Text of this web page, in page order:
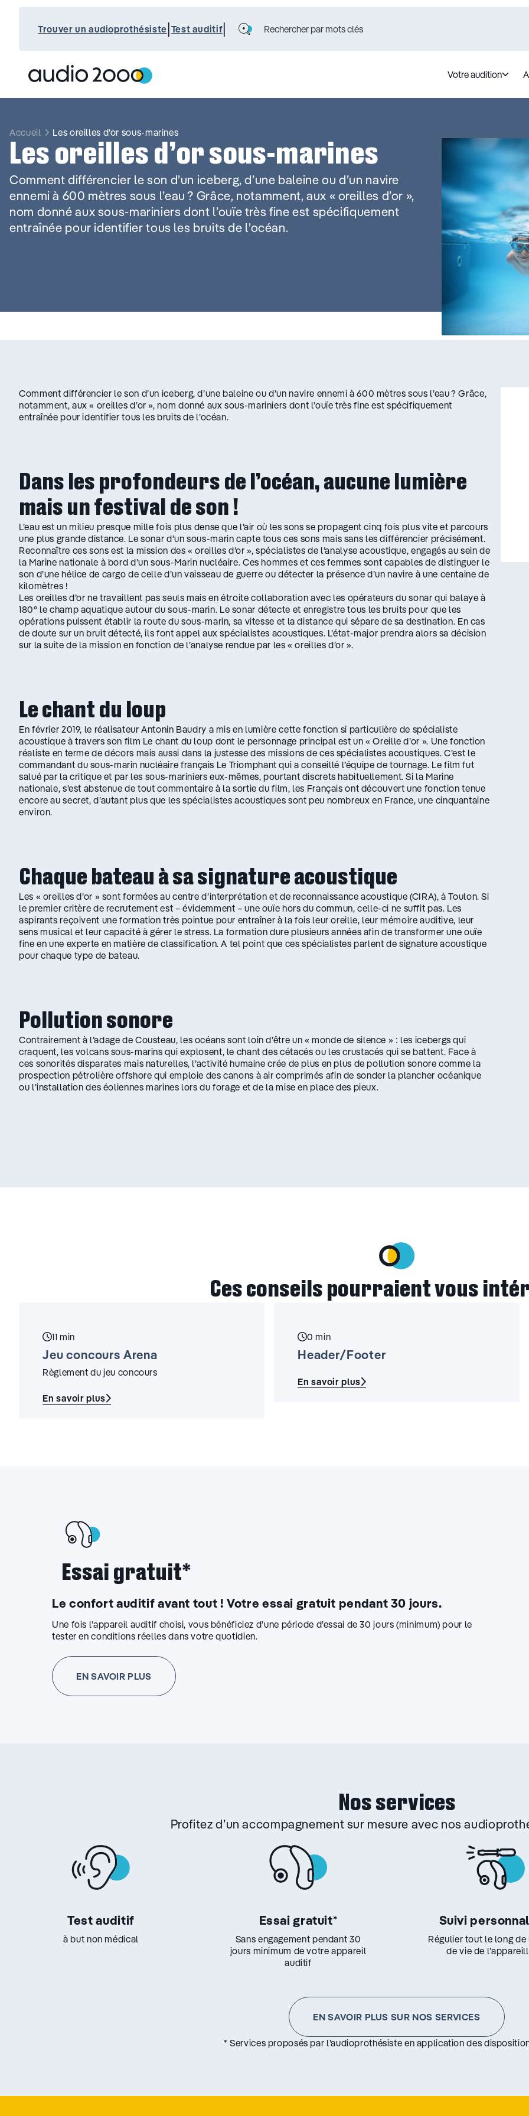
Trouver un audioprothésiste|Test auditif|
Votre audition
Accueil Les oreilles d’or sous-marines
Les oreilles d’or sous-marines
Comment différencier le son d’un iceberg, d’une baleine ou d’un navire
ennemi à 600 mètres sous l’eau ? Grâce, notamment, aux « oreilles d’or »,
nom donné aux sous-mariniers dont l’ouïe très fine est spécifiquement
entraînée pour identifier tous les bruits de l’océan.
Comment différencier le son d’un iceberg, d’une baleine ou d’un navire ennemi à 600 mètres sous l’eau ? Grâce,
notamment, aux « oreilles d’or », nom donné aux sous-mariniers dont l’ouïe très fine est spécifiquement
entraînée pour identifier tous les bruits de l’océan.
Dans les profondeurs de l’océan, aucune lumière
mais un festival de son !
L’eau est un milieu presque mille fois plus dense que l’air où les sons se propagent cinq fois plus vite et parcours
une plus grande distance. Le sonar d’un sous-marin capte tous ces sons mais sans les différencier précisément.
Reconnaître ces sons est la mission des « oreilles d’or », spécialistes de l’analyse acoustique, engagés au sein de
la Marine nationale à bord d’un sous-Marin nucléaire. Ces hommes et ces femmes sont capables de distinguer le
son d’une hélice de cargo de celle d’un vaisseau de guerre ou détecter la présence d’un navire à une centaine de
kilomètres !
Les oreilles d’or ne travaillent pas seuls mais en étroite collaboration avec les opérateurs du sonar qui balaye à
180° le champ aquatique autour du sous-marin. Le sonar détecte et enregistre tous les bruits pour que les
opérations puissent établir la route du sous-marin, sa vitesse et la distance qui sépare de sa destination. En cas
de doute sur un bruit détecté, ils font appel aux spécialistes acoustiques. L’état-major prendra alors sa décision
sur la suite de la mission en fonction de l’analyse rendue par les « oreilles d’or ».
Le chant du loup
En février 2019, le réalisateur Antonin Baudry a mis en lumière cette fonction si particulière de spécialiste
acoustique à travers son film Le chant du loup dont le personnage principal est un « Oreille d’or ». Une fonction
réaliste en terme de décors mais aussi dans la justesse des missions de ces spécialistes acoustiques. C’est le
commandant du sous-marin nucléaire français Le Triomphant qui a conseillé l’équipe de tournage. Le film fut
salué par la critique et par les sous-mariniers eux-mêmes, pourtant discrets habituellement. Si la Marine
nationale, s’est abstenue de tout commentaire à la sortie du film, les Français ont découvert une fonction tenue
encore au secret, d’autant plus que les spécialistes acoustiques sont peu nombreux en France, une cinquantaine
environ.
Chaque bateau à sa signature acoustique
Les « oreilles d’or » sont formées au centre d’interprétation et de reconnaissance acoustique (CIRA), à Toulon. Si
le premier critère de recrutement est – évidemment – une ouïe hors du commun, celle-ci ne suffit pas. Les
aspirants reçoivent une formation très pointue pour entraîner à la fois leur oreille, leur mémoire auditive, leur
sens musical et leur capacité à gérer le stress. La formation dure plusieurs années afin de transformer une ouïe
fine en une experte en matière de classification. A tel point que ces spécialistes parlent de signature acoustique
pour chaque type de bateau.
Pollution sonore
Contrairement à l’adage de Cousteau, les océans sont loin d’être un « monde de silence » : les icebergs qui
craquent, les volcans sous-marins qui explosent, le chant des cétacés ou les crustacés qui se battent. Face à
ces sonorités disparates mais naturelles, l’activité humaine crée de plus en plus de pollution sonore comme la
prospection pétrolière offshore qui emploie des canons à air comprimés afin de sonder la plancher océanique
ou l’installation des éoliennes marines lors du forage et de la mise en place des pieux.
Ces conseils pourraient vous
Temps de lecture :
11 min
Jeu concours Arena
Règlement du jeu concours
En savoir plus
:
Temps de lecture :
0 min
Header/Footer
En savoir plus
:
Essai gratuit*
Le confort auditif avant tout ! Votre essai gratuit pendant 30 jours.
Une fois l’appareil auditif choisi, vous bénéficiez d’une période d’essai de 30 jours (minimum) pour le
tester en conditions réelles dans votre quotidien.
EN SAVOIR PLUS
Nos services
Profitez d’un accompagnement sur mesure avec nos
Test auditif
à but non médical
Essai gratuit*
Sans engagement pendant 30
jours minimum de votre appareil
auditif
Suivi
Régulier tout le long de
de vie de
EN SAVOIR PLUS SUR NOS SERVICES
* Services proposés par l’audioprothésiste en application des